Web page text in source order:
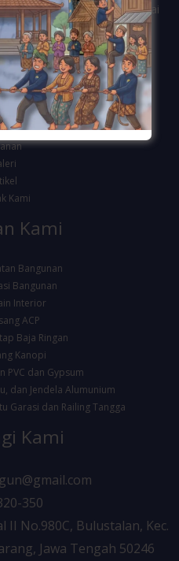
berbagai klien dari mulai
di Kota Semarang.
Kami
Kami
Kami
Bangunan
Bangunan
Interior
ACP
Baja Ringan
Kanopi
PVC dan Gypsum
dan Jendela Alumunium
Garasi dan Railing Tangga
Kami
350
II No.980C, Bulustalan, Kec.
Jawa Tengah 50246